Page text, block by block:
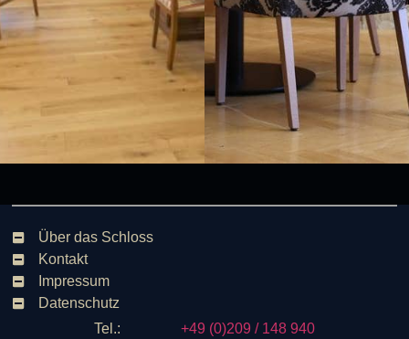
Über das Schloss
Kontakt
Impressum
Datenschutz
Tel.:
+49 (0)209 / 148 940